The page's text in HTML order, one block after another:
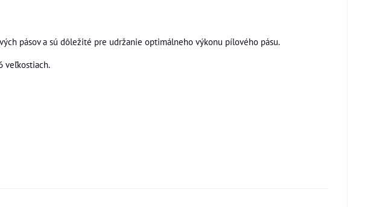
pásov a sú dôležité pre udržanie optimálneho výkonu pílového pásu.
veľkostiach.